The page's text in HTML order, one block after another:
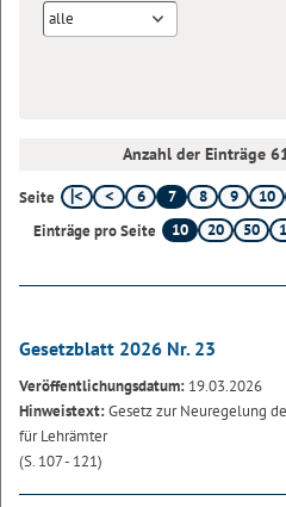
alle
Anzahl der Einträge
Seite 6 7 8 9
10
Einträge pro Seite
10 20 50
Gesetzblatt 2026 Nr. 23
Veröffentlichungsdatum: 19.03.2026
Hinweistext:Gesetz zur Neuregelung
für Lehrämter
(S. 107 - 121)